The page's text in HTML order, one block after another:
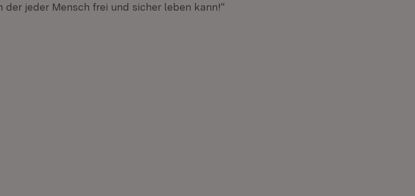
jeder Mensch frei und sicher leben kann!“